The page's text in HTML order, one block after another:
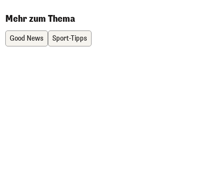
Mehr zum Thema
Good News Sport-Tipps